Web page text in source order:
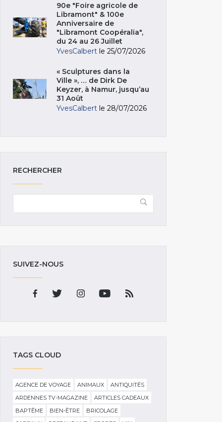
90e "Foire agricole de
Libramont" & 100e
Anniversaire de
"Libramont Coopéralia",
du 24 au 26 Juillet
YvesCalbert le 25/07/2026
« Sculptures dans la
Ville », … de Dirk De
Keyzer, à Namur, jusqu’au
31 Août
YvesCalbert le 28/07/2026
RECHERCHER
SUIVEZ-NOUS
TAGS CLOUD
AGENCE DE VOYAGE ANIMAUX
ANTIQUITÉS
ARDENNES TV-MAGAZINE
ARTICLES CADEAUX
BAPTÊME
BIEN-ÊTRE
BRICOLAGE